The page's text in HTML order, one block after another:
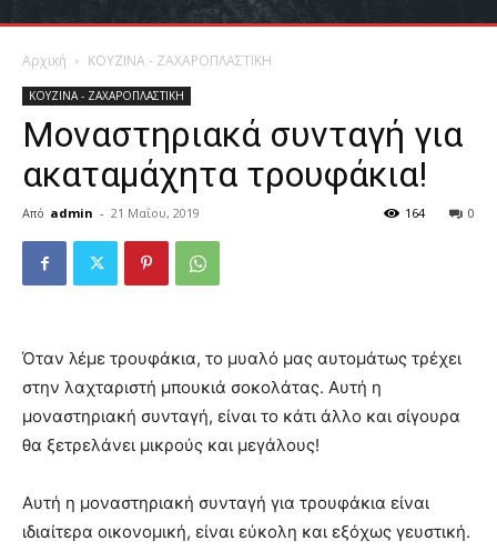
Αρχική ΚΟΥΖΙΝΑ - ΖΑΧΑΡΟΠΛΑΣΤΙΚΗ
ΚΟΥΖΙΝΑ - ΖΑΧΑΡΟΠΛΑΣΤΙΚΗ
Μοναστηριακά συνταγή για
ακαταμάχητα τρουφάκια!
Από admin - 21 Μαΐου, 2019 0
164
Όταν λέμε τρουφάκια, το μυαλό μας αυτομάτως τρέχει
στην λαχταριστή μπουκιά σοκολάτας. Αυτή η
μοναστηριακή συνταγή, είναι το κάτι άλλο και σίγουρα
θα ξετρελάνει μικρούς και μεγάλους!
Αυτή η μοναστηριακή συνταγή για τρουφάκια είναι
ιδιαίτερα οικονομική, είναι εύκολη και εξόχως γευστική.